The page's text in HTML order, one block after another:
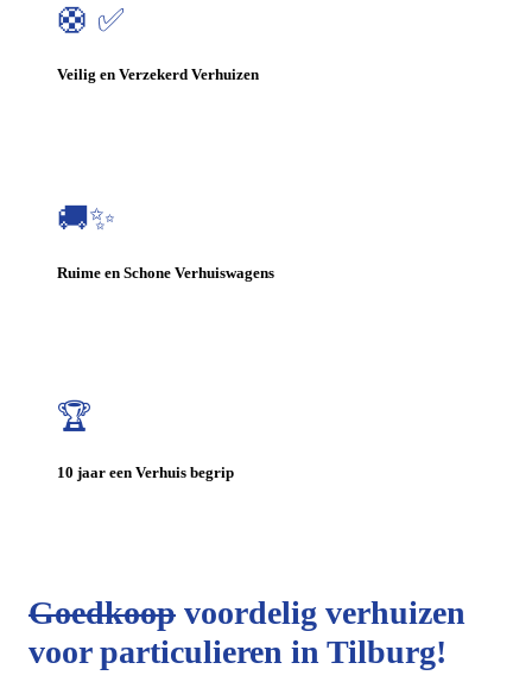
🛟 ✅
Veilig en Verzekerd Verhuizen
🚚✨
Ruime en Schone Verhuiswagens
🏆
10 jaar een Verhuis begrip
Goedkoop voordelig verhuizen
voor particulieren in Tilburg!